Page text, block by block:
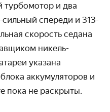
турбомотор и два
спереди и 313-
скорость седана
никель-
указана
аккумуляторов и
пока не раскрыты.